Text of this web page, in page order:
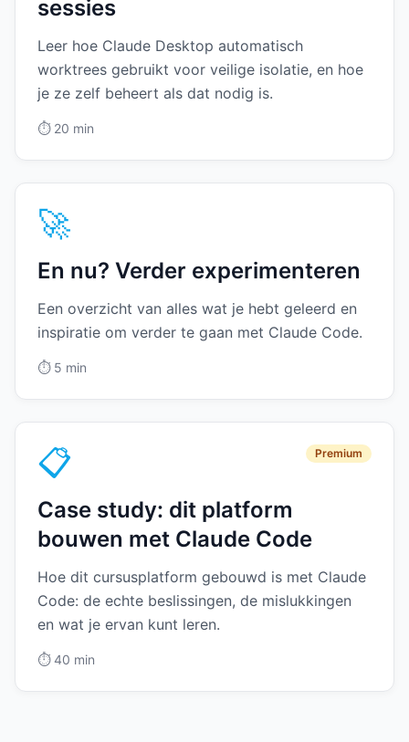
sessies
Leer hoe Claude Desktop automatisch
worktrees gebruikt voor veilige isolatie, en hoe
je ze zelf beheert als dat nodig is.
⏱️ 20 min
🚀
En nu? Verder experimenteren
Een overzicht van alles wat je hebt geleerd en
inspiratie om verder te gaan met Claude Code.
⏱️ 5 min
📋 Premium
Case study: dit platform
bouwen met Claude Code
Hoe dit cursusplatform gebouwd is met Claude
Code: de echte beslissingen, de mislukkingen
en wat je ervan kunt leren.
⏱️ 40 min